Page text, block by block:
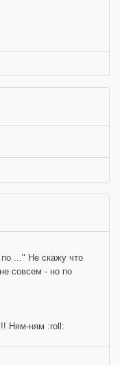
..." Не скажу что
совсем - но по
Ням-ням :roll: